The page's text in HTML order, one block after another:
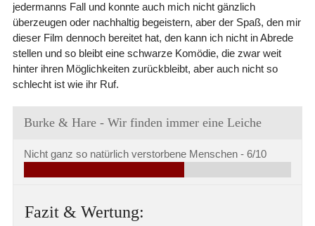
jedermanns Fall und konnte auch mich nicht gänzlich
überzeugen oder nachhaltig begeistern, aber der Spaß, den mir
dieser Film dennoch bereitet hat, den kann ich nicht in Abrede
stellen und so bleibt eine schwarze Komödie, die zwar weit
hinter ihren Möglichkeiten zurückbleibt, aber auch nicht so
schlecht ist wie ihr Ruf.
Burke & Hare - Wir finden immer eine Leiche
Nicht ganz so natürlich verstorbene Menschen - 6/10
Fazit & Wertung: